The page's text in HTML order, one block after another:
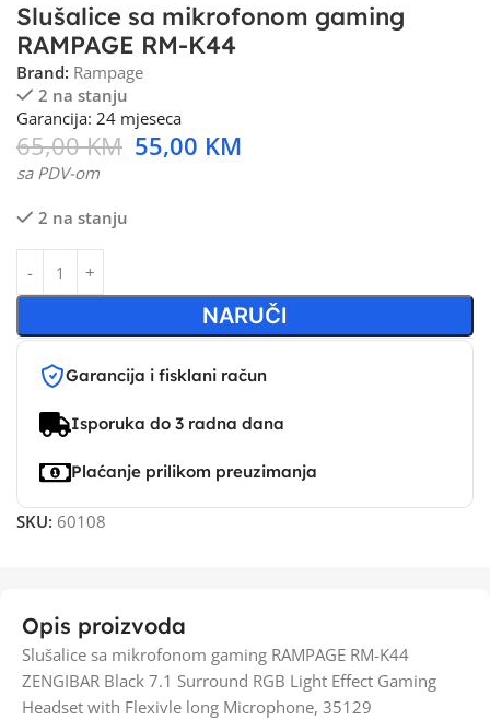
Slušalice sa mikrofonom gaming
RAMPAGE RM-K44
Brand: Rampage
2 na stanju
Garancija: 24 mjeseca
65,00KM 55,00 KM
sa PDV-om
2 na stanju
NARUČI
Garancija i fisklani račun
Isporuka do 3 radna dana
Plaćanje prilikom preuzimanja
SKU: 60108
Opis proizvoda
Slušalice sa mikrofonom gaming RAMPAGE RM-K44
ZENGIBAR Black 7.1 Surround RGB Light Effect Gaming
Headset with Flexivle long Microphone, 35129